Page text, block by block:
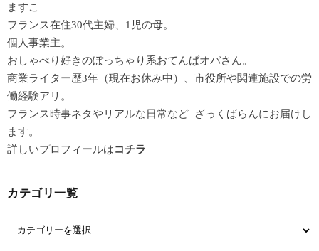
ますこ
フランス在住30代主婦、1児の母。
個人事業主。
おしゃべり好きのぽっちゃり系おてんばオバさん。
商業ライター歴3年（現在お休み中）、市役所や関連施設での労
働経験アリ。
フランス時事ネタやリアルな日常など ざっくばらんにお届けし
ます。
詳しいプロフィールはコチラ
カテゴリ一覧